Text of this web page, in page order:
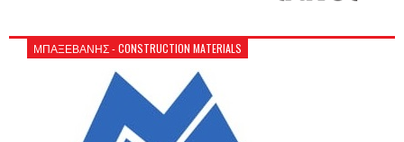
ΜΠΑΞΕΒΑΝΗΣ - CONSTRUCTION MATERIALS